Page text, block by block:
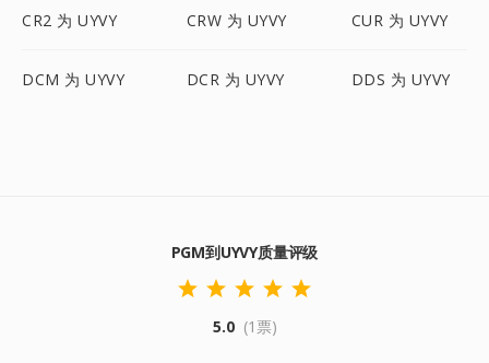
CR2 为 UYVY CRW 为 UYVY CUR 为 UYVY
DCM 为 UYVY DCR 为 UYVY DDS 为 UYVY
PGM到UYVY质量评级
5.0 (1票)